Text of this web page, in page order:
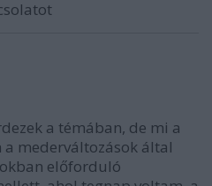
a témában, de mi a
mederváltozások által
előforduló